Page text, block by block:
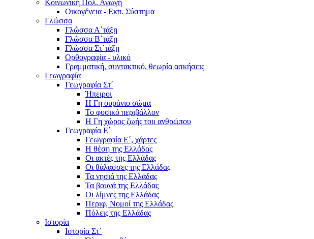
Κοινωνική Πολ. Αγωγή
Οικογένεια - Εκπ. Σύστημα
Γλώσσα
Γλώσσα Α΄τάξη
Γλώσσα Β΄τάξη
Γλώσσα Στ΄τάξη
Ορθογραφία - υλικό
Γραμματική, συντακτικό, θεωρία ασκήσεις
Γεωγραφία
Γεωγραφία Στ΄
Ήπειροι
Η Γη ουράνιο σώμα
Το φυσικό περιβάλλον
Η Γη χώρος ζωής του ανθρώπου
Γεωγραφία Ε΄
Γεωγραφία Ε΄, χάρτες
Η θέση της Ελλάδας
Οι ακτές της Ελλάδας
Οι θάλασσες της Ελλάδας
Τα νησιά της Ελλάδας
Τα βουνά της Ελλάδας
Οι λίμνες της Ελλάδας
Περιφ, Νομοί της Ελλάδας
Πόλεις της Ελλάδας
Ιστορία
Ιστορία Στ΄